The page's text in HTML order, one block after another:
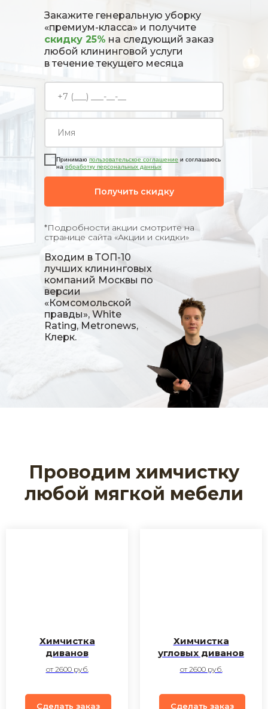
Принимаю пользовательское соглашение и соглашаюсь
на обработку персональных данных
Получить скидку
Закажите генеральную уборку
«премиум-класса» и получите
скидку 25% на следующий заказ
любой клининговой услуги
в течение текущего месяца
Входим в ТОП-10
лучших клининговых
компаний Москвы по
версии
«Комсомольской
правды», White
Rating, Metronews,
Клерк.
*Подробности акции смотрите на
странице сайта «Акции и скидки»
Проводим химчистку
любой мягкой мебели
Химчистка
диванов
от 2600 руб.
Сделать заказ
Химчистка
угловых диванов
от 2600 руб.
Сделать заказ